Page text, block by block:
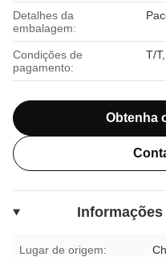
Detalhes da
embalagem:
Condições de
pagamento:
T/
Obtenha
Lugar de origem: